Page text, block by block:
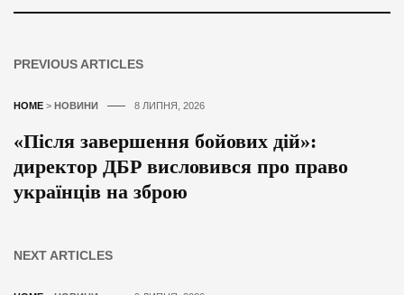
PREVIOUS ARTICLES
HOME > НОВИНИ 8 ЛИПНЯ, 2026
«Після завершення бойових дій»:
директор ДБР висловився про право
українців на зброю
NEXT ARTICLES